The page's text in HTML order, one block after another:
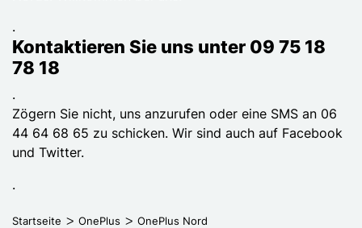
.
Kontaktieren Sie uns unter 09 75 18
78 18
.
Zögern Sie nicht, uns anzurufen oder eine SMS an 06
44 64 68 65 zu schicken. Wir sind auch auf Facebook
und Twitter.
.
Startseite OnePlus OnePlus Nord